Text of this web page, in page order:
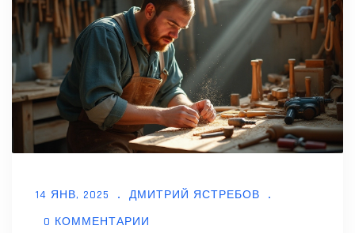
домашнего использования, так и для
профессиональной деятельности. Мы
рассмотрим, на что следует обратить
внимание при выборе инструментов
чтобы они радовали своей надежностью
и качеством. Эти знания помогут
эффективно.
14 ЯНВ, 2025
ДМИТРИЙ ЯСТРЕБОВ
0 КОММЕНТАРИИ